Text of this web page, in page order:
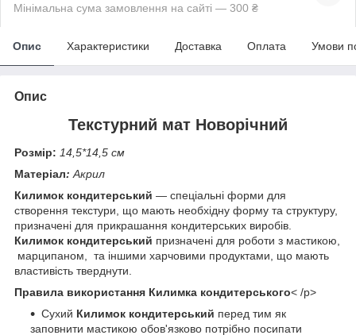
Мінімальна сума замовлення на сайті — 300 ₴
Опис Характеристики Доставка Оплата Умови
Опис
Текстурний мат Новорічний
Розмір: 14,5*14,5 см
Матеріал: Акрил
Килимок кондитерський ― спеціальні форми для
створення текстури, що мають необхідну форму та структуру,
призначені для прикрашання кондитерських виробів.
Килимок кондитерський призначені для роботи з мастикою,
марципаном, та іншими харчовими продуктами, що мають
властивість тверднути.
Правила використання Килимка кондитерського< /p>
Сухий Килимок кондитерський перед тим як
заповнити мастикою обов'язково потрібно посипати